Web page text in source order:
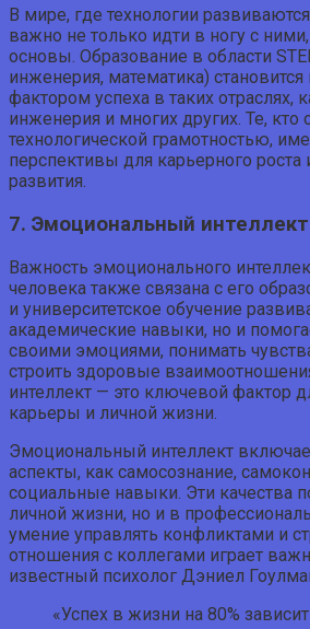
В мире, где технологии
важно не только идти в ногу с
основы. Образование в области
инженерия, математика)
фактором успеха в таких отраслях,
инженерия и многих других. Те, кто
технологической грамотностью,
перспективы для карьерного роста
развития.
7. Эмоциональный интеллект
Важность эмоционального
человека также связана с его
и университетское обучение
академические навыки, но и
своими эмоциями, понимать
строить здоровые
интеллект — это ключевой фактор
карьеры и личной жизни.
Эмоциональный интеллект
аспекты, как самосознание,
социальные навыки. Эти качества
личной жизни, но и в
умение управлять конфликтами и
отношения с коллегами играет
известный психолог Дэниел
«Успех в жизни на 80%